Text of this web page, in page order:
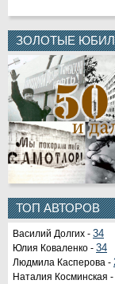
ЗОЛОТЫЕ
ТОП АВТОРОВ
Василий Долгих - 34
Юлия Коваленко - 34
Людмила Касперова -
Наталия Косминская -